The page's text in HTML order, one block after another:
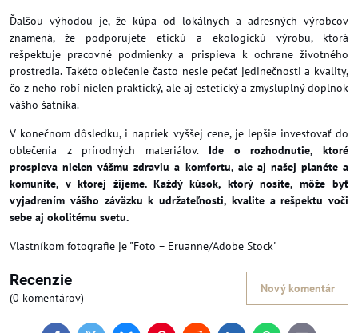
Ďalšou výhodou je, že kúpa od lokálnych a adresných výrobcov
znamená, že podporujete etickú a ekologickú výrobu, ktorá
rešpektuje pracovné podmienky a prispieva k ochrane životného
prostredia. Takéto oblečenie často nesie pečať jedinečnosti a kvality,
čo z neho robí nielen praktický, ale aj estetický a zmysluplný doplnok
vášho šatníka.
V konečnom dôsledku, i napriek vyššej cene, je lepšie investovať do
oblečenia z prírodných materiálov. Ide o rozhodnutie, ktoré
prospieva nielen vášmu zdraviu a komfortu, ale aj našej planéte a
komunite, v ktorej žijeme. Každý kúsok, ktorý nosíte, môže byť
vyjadrením vášho záväzku k udržateľnosti, kvalite a rešpektu voči
sebe aj okolitému svetu.
Vlastníkom fotografie je "Foto – Eruanne/Adobe Stock"
Recenzie
(0 komentárov)
Nový komentár